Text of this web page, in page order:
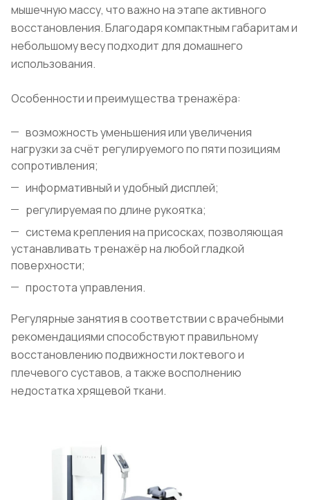
мышечную массу, что важно на этапе активного
восстановления. Благодаря компактным габаритам и
небольшому весу подходит для домашнего
использования.
Особенности и преимущества тренажёра:
возможность уменьшения или увеличения
нагрузки за счёт регулируемого по пяти позициям
сопротивления;
информативный и удобный дисплей;
регулируемая по длине рукоятка;
система крепления на присосках, позволяющая
устанавливать тренажёр на любой гладкой
поверхности;
простота управления.
Регулярные занятия в соответствии с врачебными
рекомендациями способствуют правильному
восстановлению подвижности локтевого и
плечевого суставов, а также восполнению
недостатка хрящевой ткани.